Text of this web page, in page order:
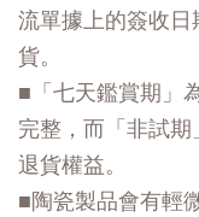
流單據上的簽收
貨。
■「七天鑑賞期」
完整，而「非試
退貨權益。
■陶瓷製品會有輕